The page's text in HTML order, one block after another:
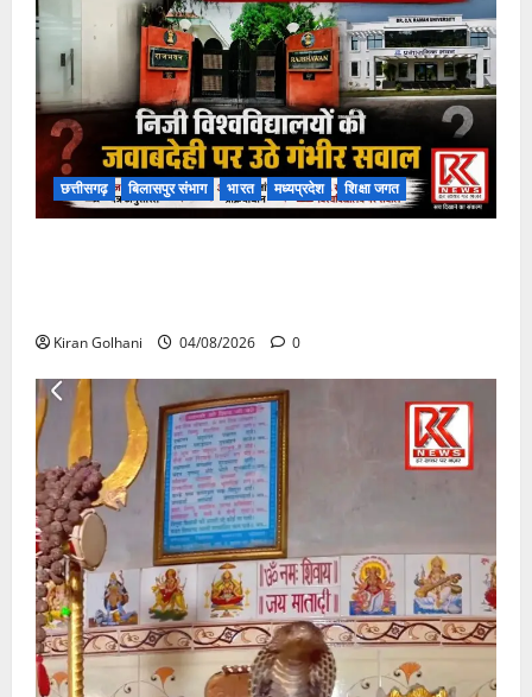
छत्तीसगढ़ बिलासपुर संभाग भारत मध्यप्रदेश शिक्षा जगत
Kiran Golhani 04/08/2026 0